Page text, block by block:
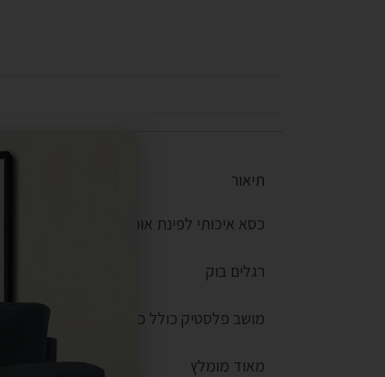
תיאור
כסא איכותי לפינת אוכל
רגלים בוק
מושב פלסטיק כולל כרית
מאוד מומלץ